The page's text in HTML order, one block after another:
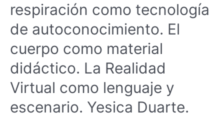
respiración como tecnología
de autoconocimiento. El
cuerpo como material
didáctico. La Realidad
Virtual como lenguaje y
escenario. Yesica Duarte.